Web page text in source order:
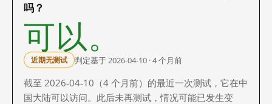
吗？
可以。
近期无测试 判定基于 2026-04-10 · 4 个月前
截至 2026-04-10（4 个月前）的最近一次测试，它在中
国大陆可以访问。此后未再测试，情况可能已发生变